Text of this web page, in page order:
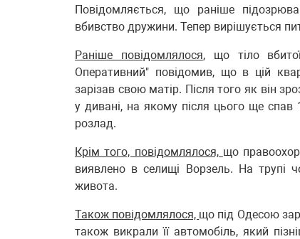
Повідомляється, що раніше
вбивство дружини. Тепер вирішується
Раніше повідомлялося, що тіло
Оперативний" повідомив, що в цій
зарізав свою матір. Після того як він
у дивані, на якому після цього ще
розлад.
Крім того, повідомлялося, що
виявлено в селищі Ворзель. На трупі
живота.
Також повідомлялося, що під Одесою
також викрали її автомобіль, який